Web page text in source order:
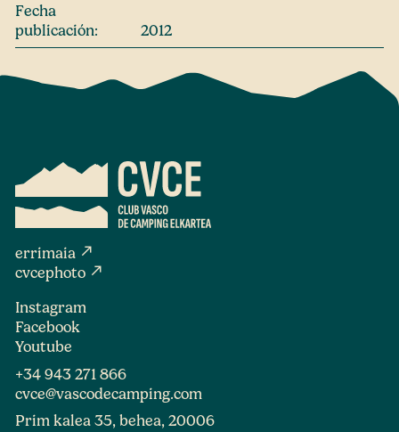
Fecha
publicación:
2012
errimaia north_east
cvcephoto north_east
Instagram
Facebook
Youtube
+34 943 271 866
cvce@vascodecamping.com
Prim kalea 35, behea, 20006